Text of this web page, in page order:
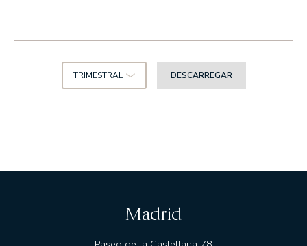
TRIMESTRAL DESCARREGAR
Madrid